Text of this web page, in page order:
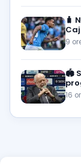
🧳
9
🏟️
16